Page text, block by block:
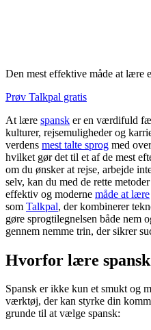
Den mest effektive måde at lære
Prøv Talkpal gratis
At lære spansk er en værdifuld
kulturer, rejsemuligheder og
verdens mest talte sprog med
hvilket gør det til et af de mest
om du ønsker at rejse, arbejde
selv, kan du med de rette
effektiv og moderne måde at lære
som Talkpal, der kombinerer
gøre sprogtilegnelsen både nem
gennem nemme trin, der sikrer
Hvorfor lære
Spansk er ikke kun et smukt og
værktøj, der kan styrke din
grunde til at vælge spansk: